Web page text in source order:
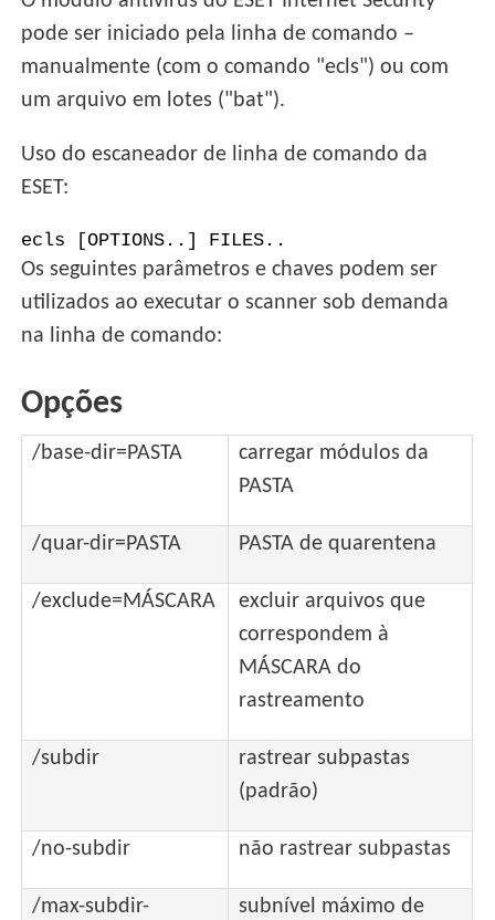
pode ser iniciado pela linha de comando –
manualmente (com o comando "ecls") ou com
um arquivo em lotes ("bat").
Uso do escaneador de linha de comando da
ESET:
ecls [OPTIONS..] FILES..
Os seguintes parâmetros e chaves podem ser
utilizados ao executar o scanner sob demanda
na linha de comando:
Opções
/base-dir=PASTA
carregar módulos da
PASTA
/quar-dir=PASTA PASTA de quarentena
/exclude=MÁSCARA
excluir arquivos que
correspondem à
MÁSCARA do
rastreamento
/subdir
rastrear subpastas
(padrão)
/no-subdir não rastrear subpastas
/max-subdir-
subnível máximo de